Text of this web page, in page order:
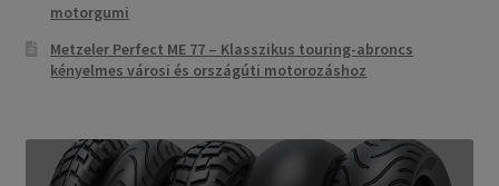
motorgumi
Metzeler Perfect ME 77 – Klasszikus touring-abroncs
kényelmes városi és országúti motorozáshoz